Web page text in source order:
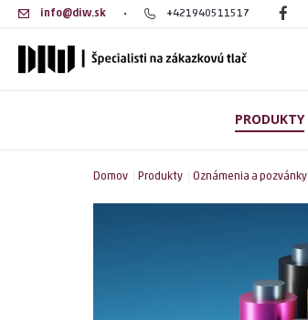
info@diw.sk +421940511517
Marketing a reklama
PRODUKTY
Domov Produkty Oznámenia a pozvánky